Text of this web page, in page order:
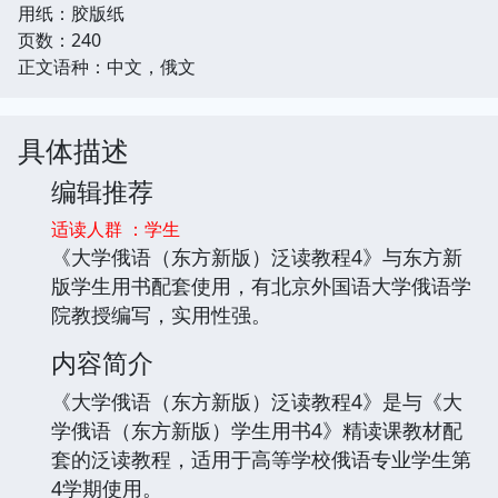
用纸：胶版纸
页数：240
正文语种：中文，俄文
具体描述
编辑推荐
适读人群 ：学生
《大学俄语（东方新版）泛读教程4》与东方新
版学生用书配套使用，有北京外国语大学俄语学
院教授编写，实用性强。
内容简介
《大学俄语（东方新版）泛读教程4》是与《大
学俄语（东方新版）学生用书4》精读课教材配
套的泛读教程，适用于高等学校俄语专业学生第
4学期使用。